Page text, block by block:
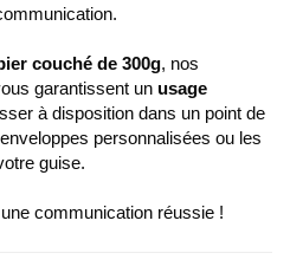
couché de 300g, nos
garantissent un usage
à disposition dans un point de
personnalisées ou les
guise.
communication réussie !